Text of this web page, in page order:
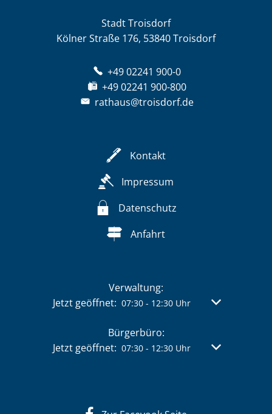
Stadt Troisdorf
Kölner Straße 176, 53840 Troisdorf
+49 02241 900-0
+49 02241 900-800
rathaus@troisdorf.de
Kontakt
Impressum
Datenschutz
Anfahrt
Verwaltung:
Klicken, um weitere Öffnungs- oder
Jetzt geöffnet: 07:30- 12:30Uhr Von 07:30
Bürgerbüro:
Klicken, um weitere Öffnungs- oder
Jetzt geöffnet: 07:30- 12:30Uhr Von 07:30